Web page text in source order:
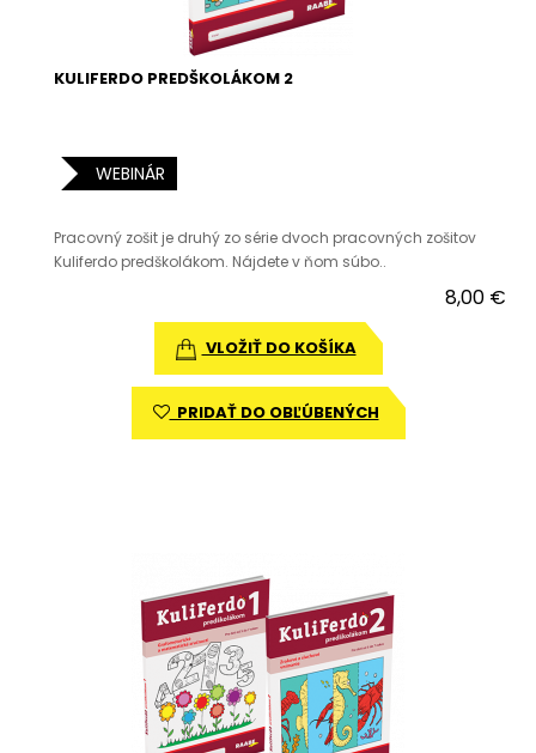
KULIFERDO PREDŠKOLÁKOM 2
WEBINÁR
Pracovný zošit je druhý zo série dvoch pracovných zošitov
Kuliferdo predškolákom. Nájdete v ňom súbo..
8,00 €
VLOŽIŤ DO KOŠÍKA
PRIDAŤ DO OBĽÚBENÝCH